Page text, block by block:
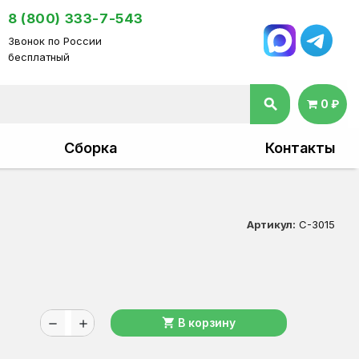
8 (800) 333-7-543
Звонок по России
бесплатный
search 0 ₽
Сборка Контакты
Артикул: C-3015
remove add shopping_cart В корзину